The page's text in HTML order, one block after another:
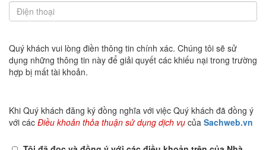
Quý khách vui lòng điền thông tin chính xác. Chúng tôi sẽ sử
dụng những thông tin này để giải quyết các khiếu nại trong trường
hợp bị mất tài khoản.
Khi Quý khách đăng ký đồng nghĩa với việc Quý khách đã đồng ý
với các Điều khoản thỏa thuận sử dụng dịch vụ của Sachweb.vn